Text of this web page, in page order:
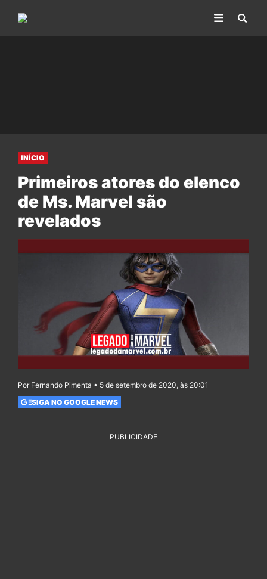
INÍCIO
Primeiros atores do elenco
de Ms. Marvel são
revelados
Por Fernando Pimenta • 5 de setembro de 2020, às 20:01
SIGA NO GOOGLE NEWS
PUBLICIDADE